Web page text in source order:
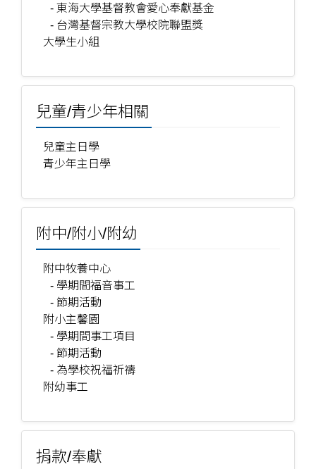
- 東海大學基督教會愛心奉獻基金
- 台灣基督宗教大學校院聯盟獎
大學生小組
兒童/青少年相關
兒童主日學
青少年主日學
附中/附小/附幼
附中牧養中心
- 學期間福音事工
- 節期活動
附小主馨園
- 學期間事工項目
- 節期活動
- 為學校祝福祈禱
附幼事工
捐款/奉獻